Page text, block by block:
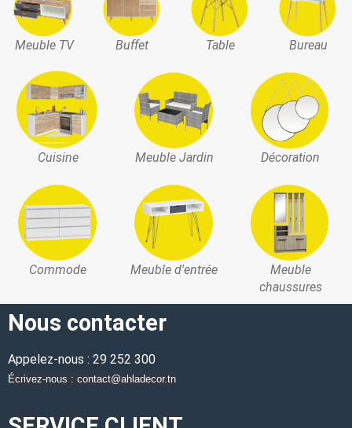
Meuble TV Buffet Table Bureau
Cuisine Meuble Jardin Décoration
Commode Meuble d'entrée
Meuble
chaussures
Nous contacter
Appelez-nous : 29 252 300
Écrivez-nous : contact@ahladecor.tn